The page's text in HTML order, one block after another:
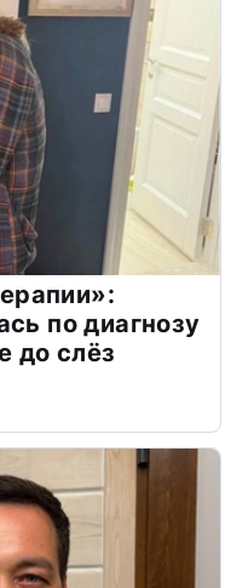
по диагнозу
до слёз